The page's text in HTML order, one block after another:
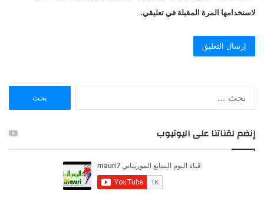
لاستخدامها المرة المقبلة في تعليقي.
ن
:
إنضم لقناتنا على اليوتيوب